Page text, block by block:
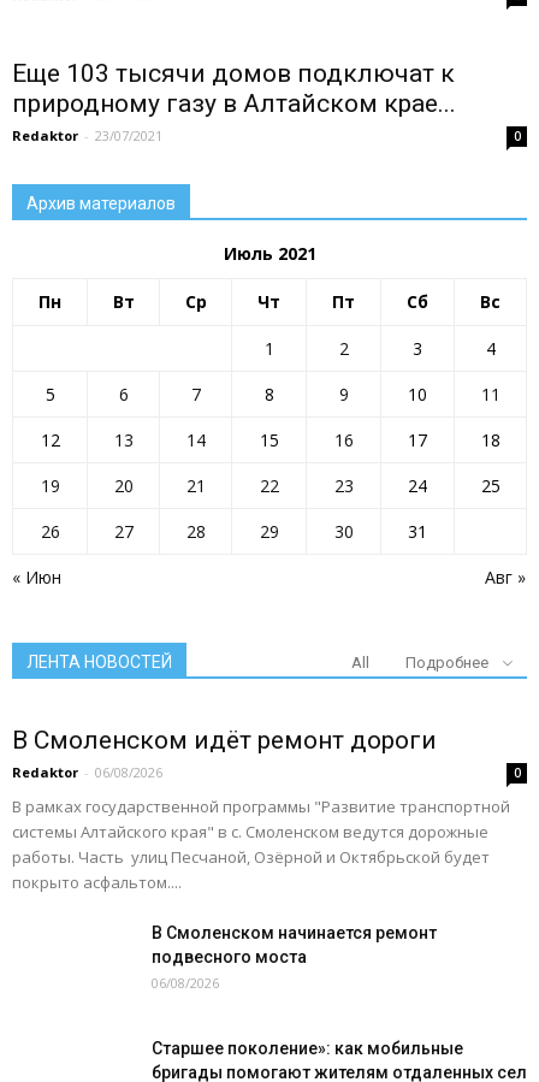
Еще 103 тысячи домов подключат к
природному газу в Алтайском крае...
Redaktor - 23/07/2021 0
Архив материалов
Июль 2021
Пн Вт Ср Чт Пт Сб Вс
« Июн Авг »
1 2 3
4
5
6 7 8 9 10
11
12
13 14 15 16 17
18
19
20 21 22 23 24
25
26
27 28 29 30 31
ЛЕНТА НОВОСТЕЙ All Подробнее
В Смоленском идёт ремонт дороги
Redaktor - 06/08/2026 0
В рамках государственной программы "Развитие транспортной
системы Алтайского края" в с. Смоленском ведутся дорожные
работы. Часть улиц Песчаной, Озёрной и Октябрьской будет
покрыто асфальтом....
В Смоленском начинается ремонт
подвесного моста
06/08/2026
Старшее поколение»: как мобильные
бригады помогают жителям отдаленных сел